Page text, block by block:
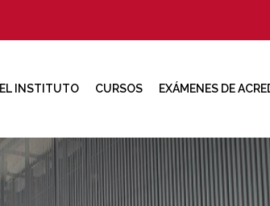
EL INSTITUTO CURSOS EXÁMENES DE